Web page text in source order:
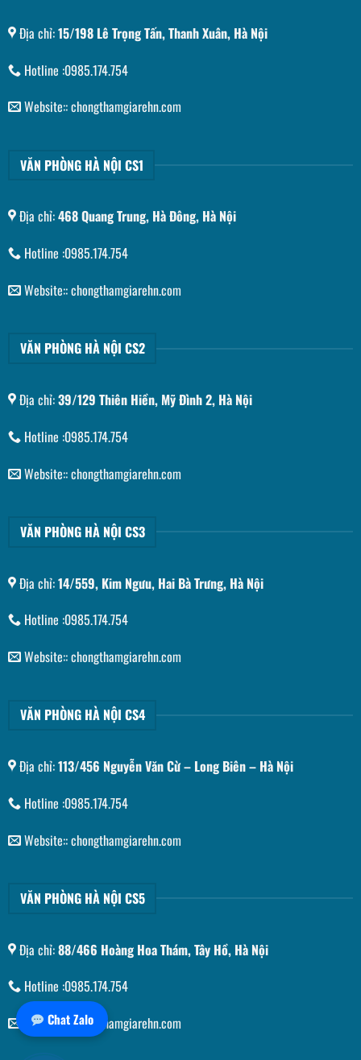
Chat Zalo
Địa chỉ:15/198 Lê Trọng Tấn, Thanh Xuân, Hà Nội
Hotline :0985.174.754
Website:: chongthamgiarehn.com
VĂN PHÒNG HÀ NỘI CS1
Địa chỉ:468 Quang Trung, Hà Đông, Hà Nội
Hotline :0985.174.754
Website:: chongthamgiarehn.com
VĂN PHÒNG HÀ NỘI CS2
Địa chỉ:39/129 Thiên Hiền, Mỹ Đình 2, Hà Nội
Hotline :0985.174.754
Website:: chongthamgiarehn.com
VĂN PHÒNG HÀ NỘI CS3
Địa chỉ:14/559, Kim Ngưu, Hai Bà Trưng, Hà Nội
Hotline :0985.174.754
Website:: chongthamgiarehn.com
VĂN PHÒNG HÀ NỘI CS4
Địa chỉ:113/456 Nguyễn Văn Cừ – Long Biên – Hà Nội
Hotline :0985.174.754
Website:: chongthamgiarehn.com
VĂN PHÒNG HÀ NỘI CS5
Địa chỉ:88/466 Hoàng Hoa Thám, Tây Hồ, Hà Nội
Hotline :0985.174.754
Website:: chongthamgiarehn.com